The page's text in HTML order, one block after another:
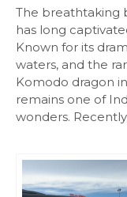
The breathtaking
has long
Known for its
waters, and the
Komodo dragon
remains one of
wonders.